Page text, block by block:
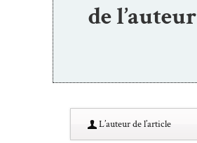
de l’auteur
L’au­teur de l’article